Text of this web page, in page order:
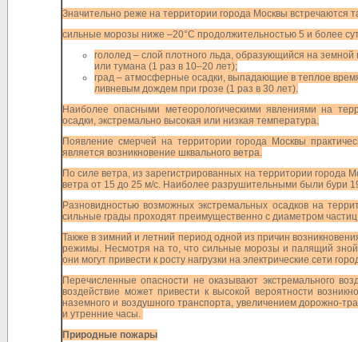
Значительно реже на территории города Москвы встречаются
сильные морозы ниже –20°С продолжительностью 5 и более
гололед – слой плотного льда, образующийся на
или тумана (1 раз в 10–20 лет);
град – атмосферные осадки, выпадающие в теплое
ливневым дождем при грозе (1 раз в 30 лет).
Наиболее опасными метеорологическими явлениями на
осадки, экстремально высокая или низкая температура.
Появление смерчей на территории города Москвы
является возникновение шквального ветра.
По силе ветра, из зарегистрированных на территории города
ветра от 15 до 25 м/с. Наиболее разрушительными были бури
Разновидностью возможных экстремальных осадков на
сильные грады проходят преимущественно с диаметром
Также в зимний и летний период одной из причин
режимы. Несмотря на то, что сильные морозы и палящий
они могут привести к росту нагрузки на электрические сети
Перечисленные опасности не оказывают экстремального
воздействие может привести к высокой вероятности
наземного и воздушного транспорта, увеличением дорожно-
и утренние часы.
Природные пожары